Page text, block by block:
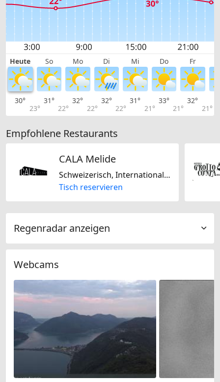
Heute So Mo Di Mi Do Fr
30°
23°
31°
22°
32°
22°
32°
22°
31°
21°
33°
21°
32°
21°
Empfohlene Restaurants
CALA Melide
Schweizerisch, International, Italienisch, Mediterran, Fast Food, Glutenfrei, Laktosefrei, Biogerichte, Nur vegan, Jain-vegetarisch, Amerikanisch, Asiatisch, Fusion
Tisch reservieren
Regenradar anzeigen
Webcams